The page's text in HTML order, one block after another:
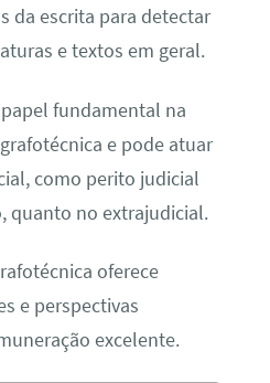
da escrita para detectar
e textos em geral.
fundamental na
e pode atuar
como perito judicial
quanto no extrajudicial.
oferece
e perspectivas
excelente.